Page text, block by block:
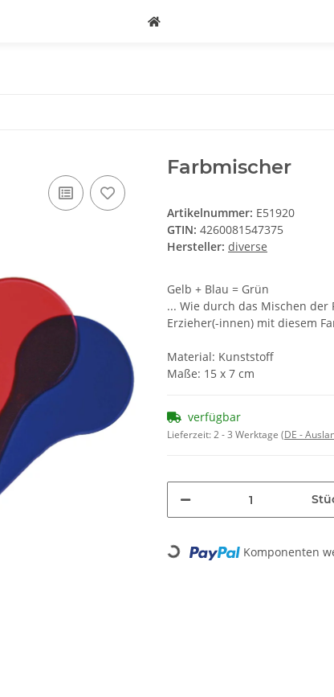
Farbmischer
Artikelnummer: E51920
GTIN: 4260081547375
Hersteller: diverse
Gelb + Blau = Grün
... Wie durch das Mischen
Erzieher(-innen) mit diesem
Material: Kunststoff
Maße: 15 x 7 cm
verfügbar
Lieferzeit:2 - 3 Werktage (DE -
Loading... Komponenten